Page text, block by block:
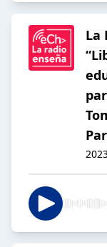
La